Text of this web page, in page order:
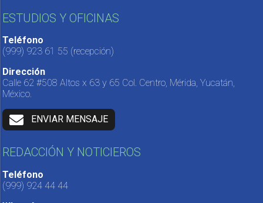
ESTUDIOS Y OFICINAS
Teléfono
(999) 923 61 55 (recepción)
Dirección
Calle 62 #508 Altos x 63 y 65 Col. Centro, Mérida, Yucatán,
México.
ENVIAR MENSAJE
REDACCIÓN Y NOTICIEROS
Teléfono
(999) 924 44 44